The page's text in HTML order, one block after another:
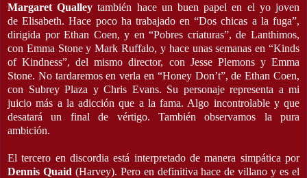
Margaret Qualleytambién hace un buen papel en el yo joven
de Elisabeth. Hace poco ha trabajado en “Dos chicas a la fuga”,
dirigida por Ethan Coen, y en “Pobres criaturas”, de Lanthimos,
con Emma Stone y Mark Ruffalo, y hace unas semanas en “Kinds
of Kindness”, del mismo director, con Jesse Plemons y Emma
Stone. No tardaremos en verla en “Honey Don’t”, de Ethan Coen,
con Subrey Plaza y Chris Evans. Su personaje representa a mi
juicio más a la adicción que a la fama. Algo incontrolable y que
desatará un final de vértigo. También observamos la pura
ambición.
El tercero en discordia está interpretado de manera simpática por
Dennis Quaid (Harvey). Pero en definitiva hace de villano y es el